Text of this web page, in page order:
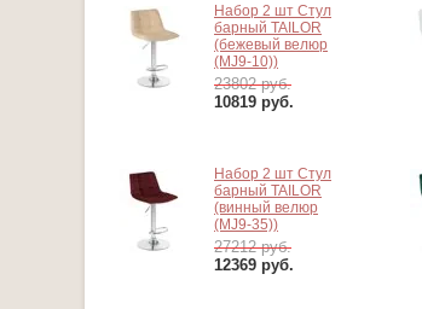
Набор 2 шт Стул
барный TAILOR
(бежевый велюр
(MJ9-10))
23802 руб.
10819 руб.
Набор 2 шт Стул
барный TAILOR
(винный велюр
(MJ9-35))
27212 руб.
12369 руб.